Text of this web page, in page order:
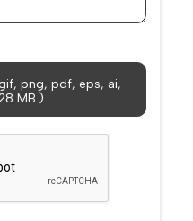
png, pdf, eps, ai,
MB.)